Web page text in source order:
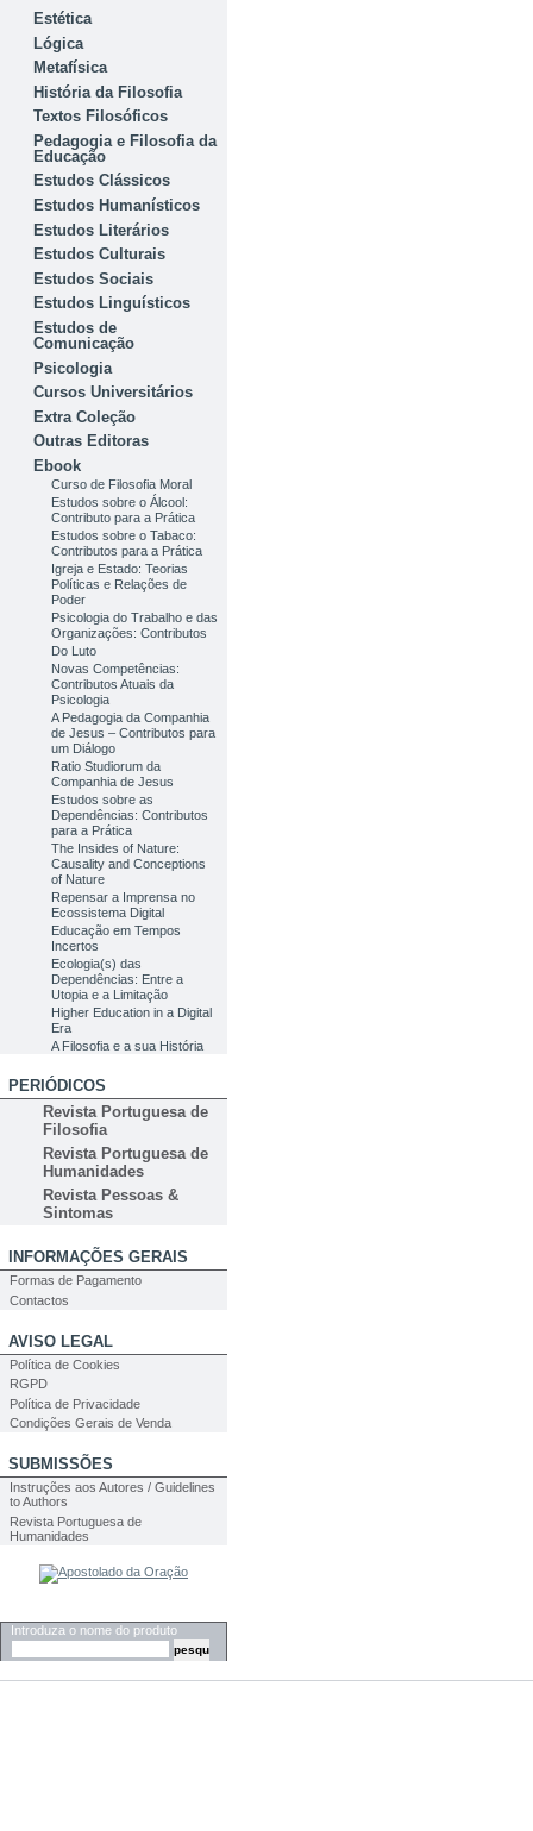
Estética
Lógica
Metafísica
História da Filosofia
Textos Filosóficos
Pedagogia e Filosofia da
Educação
Estudos Clássicos
Estudos Humanísticos
Estudos Literários
Estudos Culturais
Estudos Sociais
Estudos Linguísticos
Estudos de
Comunicação
Psicologia
Cursos Universitários
Extra Coleção
Outras Editoras
Ebook
Curso de Filosofia Moral
Estudos sobre o Álcool:
Contributo para a Prática
Estudos sobre o Tabaco:
Contributos para a Prática
Igreja e Estado: Teorias
Políticas e Relações de
Poder
Psicologia do Trabalho e das
Organizações: Contributos
Do Luto
Novas Competências:
Contributos Atuais da
Psicologia
A Pedagogia da Companhia
de Jesus – Contributos para
um Diálogo
Ratio Studiorum da
Companhia de Jesus
Estudos sobre as
Dependências: Contributos
para a Prática
The Insides of Nature:
Causality and Conceptions
of Nature
Repensar a Imprensa no
Ecossistema Digital
Educação em Tempos
Incertos
Ecologia(s) das
Dependências: Entre a
Utopia e a Limitação
Higher Education in a Digital
Era
A Filosofia e a sua História
PERIÓDICOS
Revista Portuguesa de
Filosofia
Revista Portuguesa de
Humanidades
Revista Pessoas &
Sintomas
INFORMAÇÕES GERAIS
Formas de Pagamento
Contactos
AVISO LEGAL
Política de Cookies
RGPD
Política de Privacidade
Condições Gerais de Venda
SUBMISSÕES
Instruções aos Autores / Guidelines
to Authors
Revista Portuguesa de
Humanidades
Introduza o nome do produto